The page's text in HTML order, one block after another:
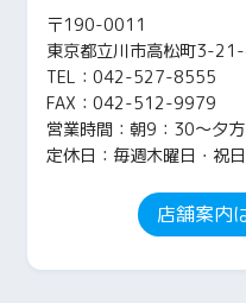
〒190-0011
東京都立川市高松町3-
TEL：042-527-8555
FAX：042-512-9979
営業時間：朝9：30～夕
定休日：毎週木曜日・祝
店舗案内